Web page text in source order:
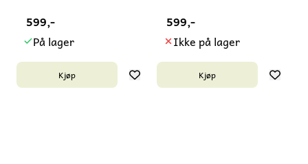
599,-
På lager
Kjøp
599,-
Ikke på lager
Kjøp